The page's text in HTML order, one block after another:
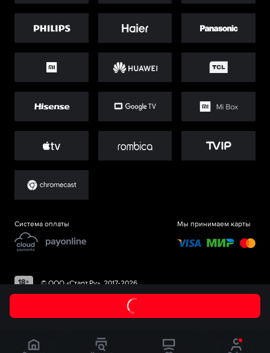
Система оплаты Мы принимаем карты
©ООО «Старт.Ру», 2017-2026